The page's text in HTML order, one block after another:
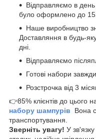
Відправляємо в
було оформлено до
Наше виробництво
Доставляння в будь-
дні.
Відправляємо
Готові набори
Розстрочка від 3
👉85% клієнтів до цього
набору шампурів
Вона
транспортування.
Зверніть увагу! У